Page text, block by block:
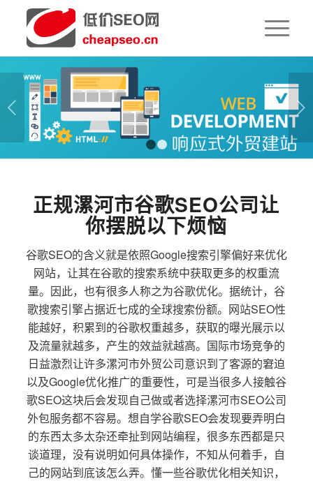
下一页
1 2
正规漯河市谷歌SEO公司让
你摆脱以下烦恼
谷歌SEO的含义就是依照Google搜索引擎偏好来优化
网站，让其在谷歌的搜索系统中获取更多的权重流
量。因此，也有很多人称之为谷歌优化。据统计，谷
歌搜索引擎占据近七成的全球搜索份额。网站SEO性
能越好，积累到的谷歌权重越多，获取的曝光展示以
及流量就越多，产生的效益就越高。国际市场竞争的
日益激烈让许多漯河市外贸公司意识到了客源的窘迫
以及Google优化推广的重要性，可是当很多人接触谷
歌SEO这块后会发现自己做或者选择漯河市SEO公司
外包服务都不容易。想自学谷歌SEO会发现要弄明白
的东西太多太杂还牵扯到网站编程，很多东西都是只
谈道理，没有说明如何具体操作，不知从何着手，自
己的网站到底该怎么弄。懂一些谷歌优化相关知识，